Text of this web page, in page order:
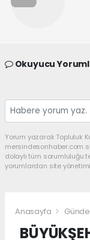
Okuyucu
Yorum yazarak Topluluk
mersindesonhaber.com
dolaylı tüm sorumluluğu
yorumlardan site
Anasayfa